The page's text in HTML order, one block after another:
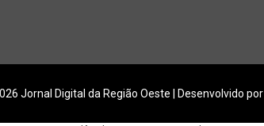
Jornal Digital da Região Oeste | Desenvolvido por